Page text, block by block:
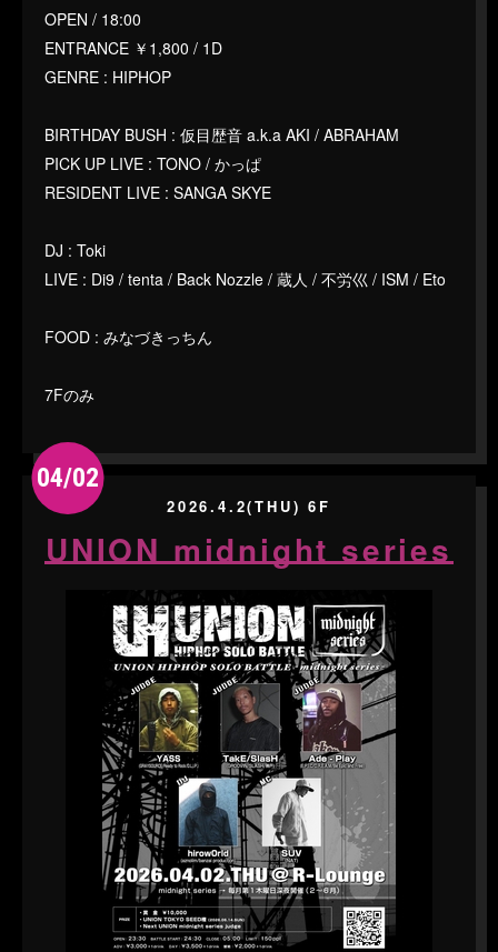
OPEN / 18:00
ENTRANCE ￥1,800 / 1D
GENRE : HIPHOP
BIRTHDAY BUSH : 仮目歴音 a.k.a AKI / ABRAHAM
PICK UP LIVE : TONO / かっぱ
RESIDENT LIVE : SANGA SKYE
DJ : Toki
LIVE : Di9 / tenta / Back Nozzle / 蔵人 / 不労巛 / ISM / Eto
FOOD : みなづきっちん
7Fのみ
04/02
2026.4.2(THU) 6F
UNION midnight series